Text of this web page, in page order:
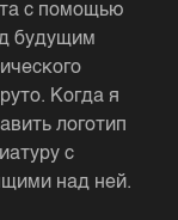
с помощью
будущим
Когда я
логотип
с
над ней.